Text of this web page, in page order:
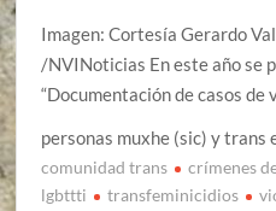
Imagen: Cortesía Gerardo
/NVINoticias En este año se
“Documentación de casos
personas muxhe (sic) y trans
comunidad trans crímenes
lgbttti
transfeminicidios